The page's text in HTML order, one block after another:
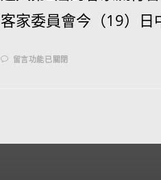
客家委員會今（19）日
留言功能已關閉